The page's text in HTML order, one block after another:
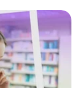
24|7